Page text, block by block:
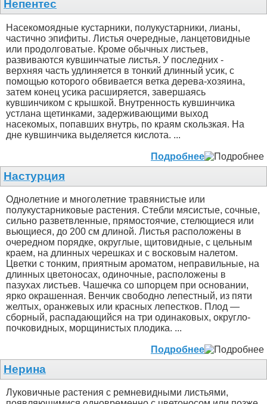
Непентес
Насекомоядные кустарники, полукустарники, лианы,
частично эпифиты. Листья очередные, ланцетовидные
или продолговатые. Кроме обычных листьев,
развиваются кувшинчатые листья. У последних -
верхняя часть удлиняется в тонкий длинный усик, с
помощью которого обвивается ветка дерева-хозяина,
затем конец усика расширяется, завершаясь
кувшинчиком с крышкой. Внутренность кувшинчика
устлана щетинками, задерживающими выход
насекомых, попавших внутрь, по краям скользкая. На
дне кувшинчика выделяется кислота. ...
Подробнее
Настурция
Однолетние и многолетние травянистые или
полукустарниковые растения. Стебли мясистые, сочные,
сильно разветвленные, прямостоячие, стелющиеся или
вьющиеся, до 200 см длиной. Листья расположены в
очередном порядке, округлые, щитовидные, с цельным
краем, на длинных черешках и с восковым налетом.
Цветки с тонким, приятным ароматом, неправильные, на
длинных цветоносах, одиночные, расположены в
пазухах листьев. Чашечка со шпорцем при основании,
ярко окрашенная. Венчик свободно лепестный, из пяти
желтых, оранжевых или красных лепестков. Плод —
сборный, распадающийся на три одинаковых, округло-
почковидных, морщинистых плодика. ...
Подробнее
Нерина
Луковичные растения с ремневидными листьями,